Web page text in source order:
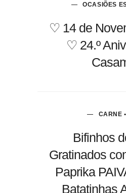
OCASIÕES
♡ 14 de
♡ 24.º
CARNE
Bifinhos
Gratinados
Paprika
Batatinhas